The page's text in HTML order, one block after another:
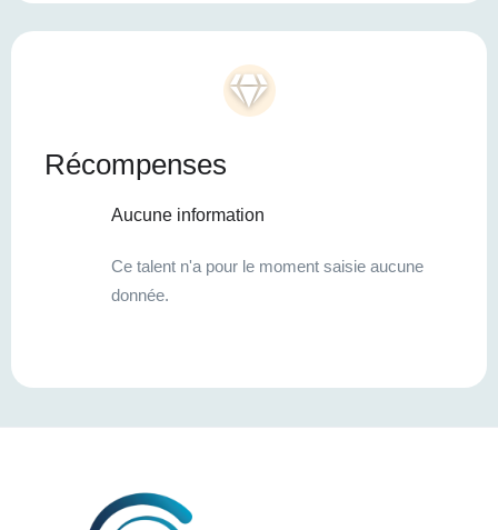
Récompenses
Aucune information
Ce talent n'a pour le moment saisie aucune
donnée.